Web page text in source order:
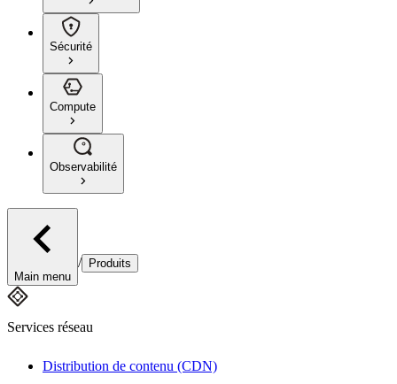
Sécurité
Compute
Observabilité
Main menu
/ Produits
Services réseau
Distribution de contenu (CDN)